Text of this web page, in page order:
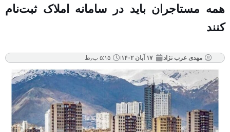
همه مستاجران باید در سامانه املاک ثبت‌نام
کنند
مهدی عرب نژاد ۱۷ آبان ۱۴۰۲ ۵:۱۵ ب٫ظ